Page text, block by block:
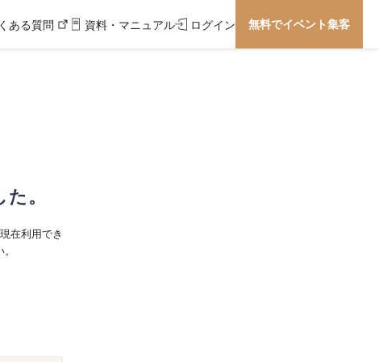
ある質問 資料・マニュアル ログイン 無料でイベント集客
。
在利用でき